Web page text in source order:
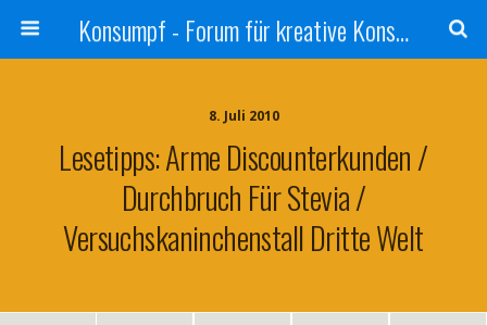
Konsumpf - Forum für kreative Konsumkritik - Culture Jamming, Nachhaltigkeit, Konzernkritik, Adbusting
8. Juli 2010
Lesetipps: Arme Discounterkunden /
Durchbruch Für Stevia /
Versuchskaninchenstall Dritte Welt